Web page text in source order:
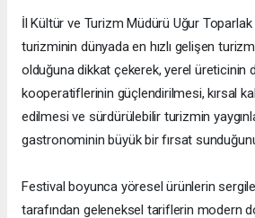
İl Kültür ve Turizm Müdürü Uğur
turizminin dünyada en hızlı gelişen
olduğuna dikkat çekerek, yerel üreticinin
kooperatiflerinin güçlendirilmesi, kırsal
edilmesi ve sürdürülebilir turizmin
gastronominin büyük bir fırsat
Festival boyunca yöresel ürünlerin
tarafından geleneksel tariflerin modern